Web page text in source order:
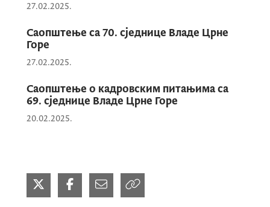
27.02.2025.
Саопштење са 70. сједнице Владе Црне
Горе
27.02.2025.
Саопштење о кадровским питањима са
69. сједнице Владе Црне Горе
20.02.2025.